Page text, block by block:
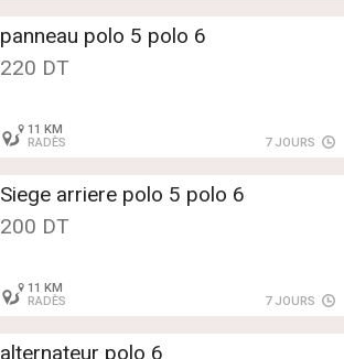
panneau polo 5 polo 6
220 DT
11 KM
RADÈS
7 JOURS
Siege arriere polo 5 polo 6
200 DT
11 KM
RADÈS
7 JOURS
alternateur polo 6